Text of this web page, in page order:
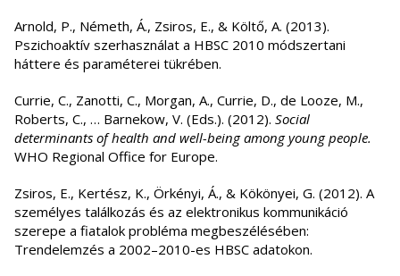
Arnold, P., Németh, Á., Zsiros, E., & Költő, A. (2013).
Pszichoaktív szerhasználat a HBSC 2010 módszertani
háttere és paraméterei tükrében.
Currie, C., Zanotti, C., Morgan, A., Currie, D., de Looze, M.,
Roberts, C., … Barnekow, V. (Eds.). (2012). Social
determinants of health and well-being among young people.
WHO Regional Office for Europe.
Zsiros, E., Kertész, K., Örkényi, Á., & Kökönyei, G. (2012). A
személyes találkozás és az elektronikus kommunikáció
szerepe a fiatalok probléma megbeszélésében:
Trendelemzés a 2002–2010-es HBSC adatokon.